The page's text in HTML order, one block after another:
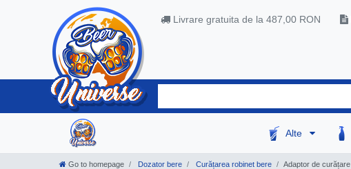
Livrare gratuita de la 487,00 RON
Alte
Go to homepage Dozator bere Curățarea robinet bere Adaptor de curățare